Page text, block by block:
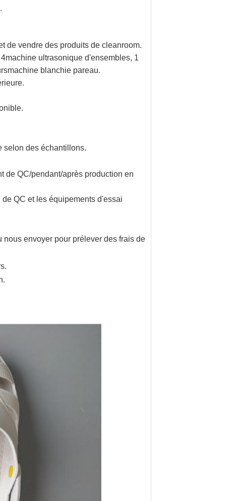
de vendre des produits de cleanroom.
4machine ultrasonique d'ensembles, 1
machine blanchie pareau.
.
selon des échantillons.
de QC/pendant/après production en
QC et les équipements d'essai
nous envoyer pour prélever des frais de
.